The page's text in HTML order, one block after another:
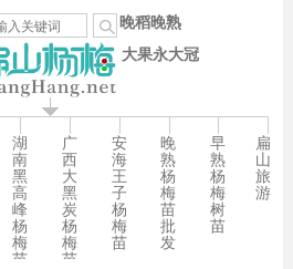
晚稻晚熟
大果永大冠
湖
南
黑
高
峰
杨
梅
苗
广
西
大
黑
炭
杨
梅
苗
安
海
王
子
杨
梅
苗
晚
熟
杨
梅
苗
批
发
早
熟
杨
梅
树
苗
扁
山
旅
游